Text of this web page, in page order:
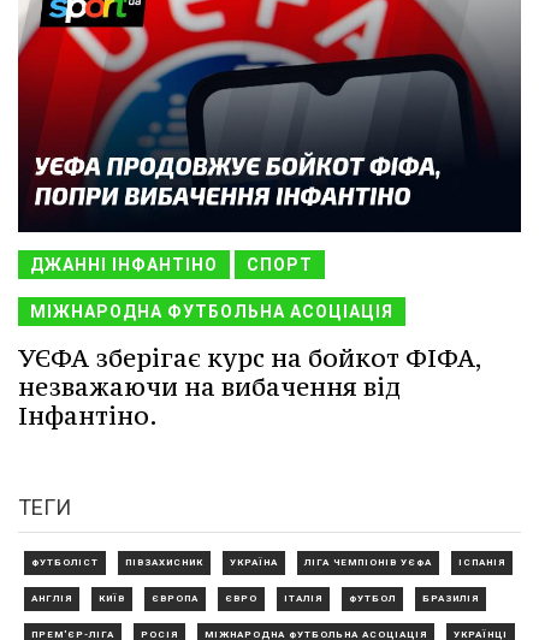
ДЖАННІ ІНФАНТІНО СПОРТ
МІЖНАРОДНА ФУТБОЛЬНА АСОЦІАЦІЯ
УЄФА зберігає курс на бойкот ФІФА,
незважаючи на вибачення від
Інфантіно.
ТЕГИ
ФУТБОЛІСТ ПІВЗАХИСНИК УКРАЇНА ЛІГА ЧЕМПІОНІВ УЄФА ІСПАНІЯ
АНГЛІЯ КИЇВ ЄВРОПА ЄВРО ІТАЛІЯ ФУТБОЛ БРАЗИЛІЯ
ПРЕМ'ЄР-ЛІГА РОСІЯ МІЖНАРОДНА ФУТБОЛЬНА АСОЦІАЦІЯ УКРАЇНЦІ